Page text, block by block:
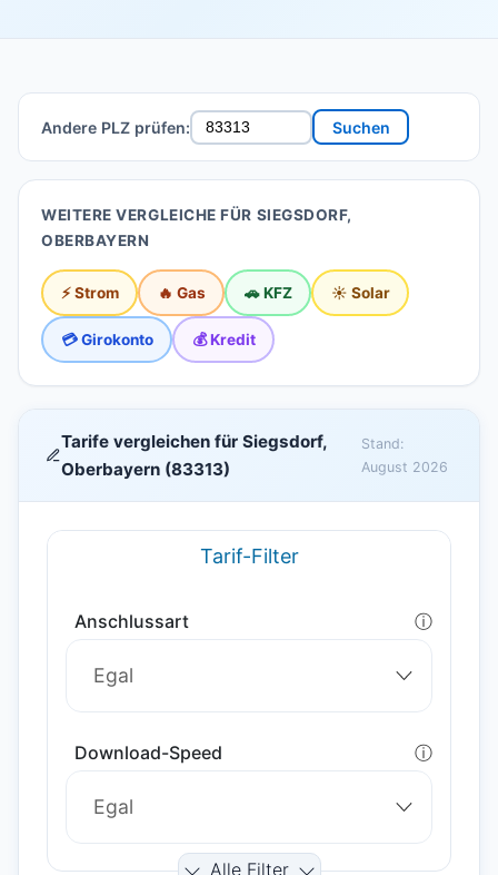
Andere PLZ prüfen: Suchen
WEITERE VERGLEICHE FÜR SIEGSDORF,
OBERBAYERN
⚡ Strom 🔥 Gas 🚗 KFZ ☀️ Solar
💳 Girokonto 💰 Kredit
Tarife vergleichen für Siegsdorf,
Oberbayern (83313)
Stand:
August 2026